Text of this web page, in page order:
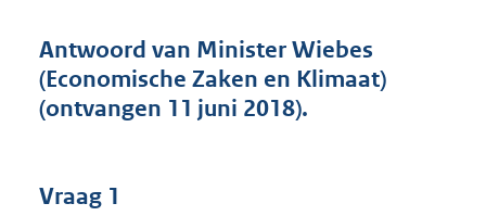
4
b
Antwoord van Minister Wiebes
(Economische Zaken en Klimaat)
(ontvangen 11 juni 2018).
Vraag 1